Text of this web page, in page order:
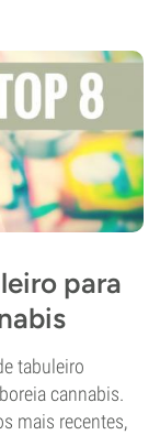
para
tabuleiro
cannabis.
mais recentes,